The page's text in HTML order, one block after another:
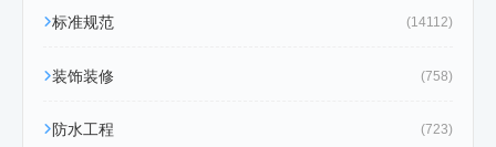
标准规范 (14112)
装饰装修 (758)
防水工程 (723)